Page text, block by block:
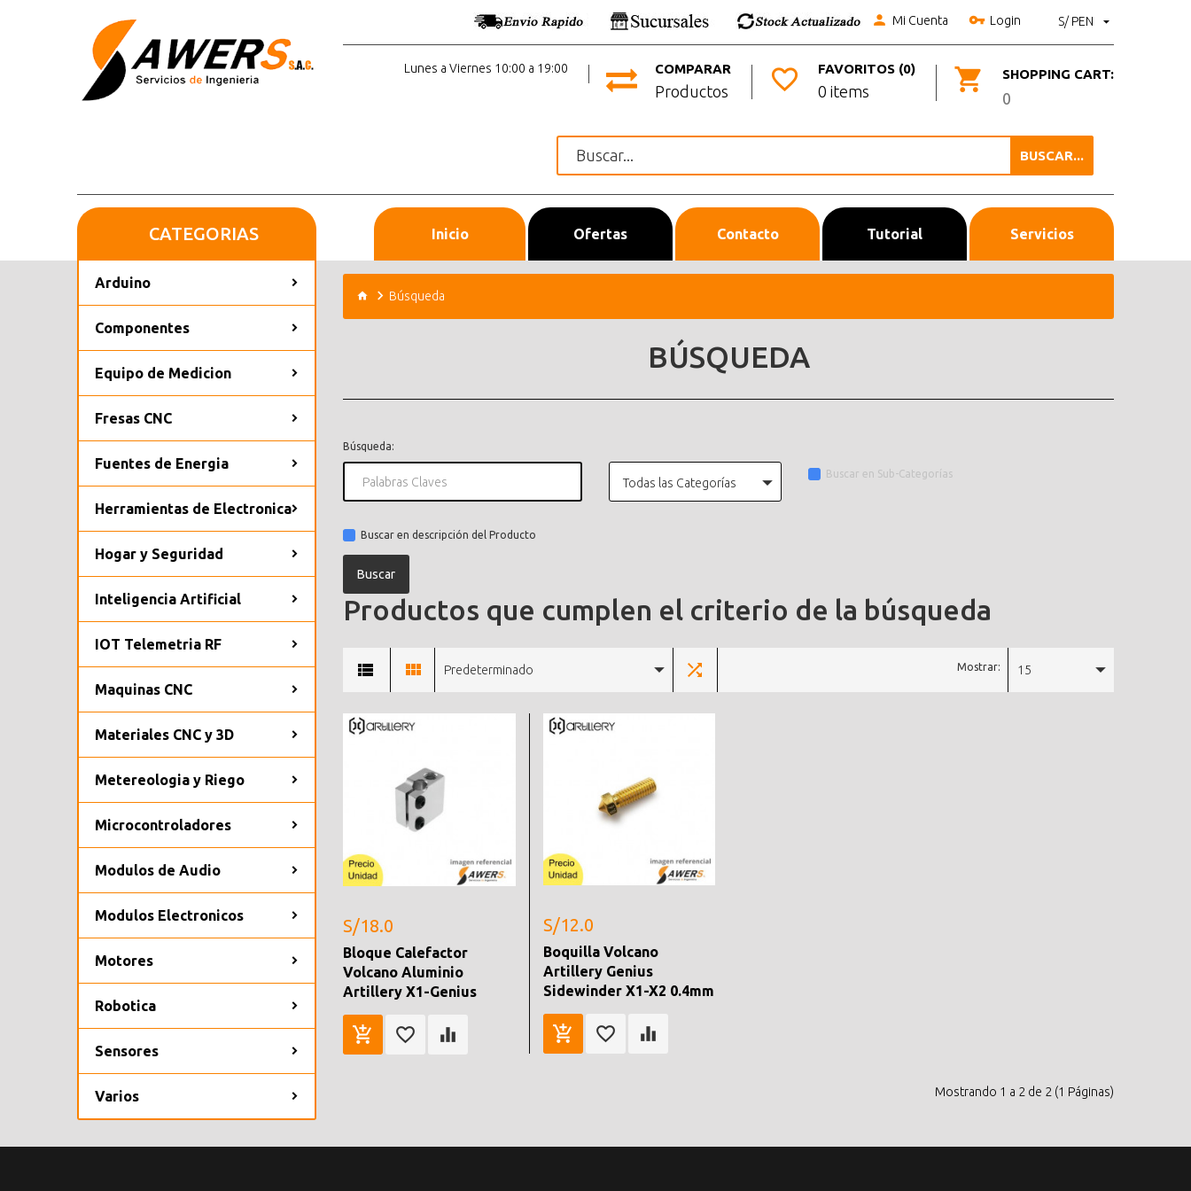
S/ PEN
Mi Cuenta Login
SHOPPING CART:
0
FAVORITOS (0)
0 items
COMPARAR
Productos
Lunes a Viernes 10:00 a 19:00
BUSCAR...
Inicio Ofertas Contacto Tutorial Servicios
CATEGORIAS
Arduino
Componentes
Equipo de Medicion
Fresas CNC
Fuentes de Energia
Herramientas de Electronica
Hogar y Seguridad
Inteligencia Artificial
IOT Telemetria RF
Maquinas CNC
Materiales CNC y 3D
Metereologia y Riego
Microcontroladores
Modulos de Audio
Modulos Electronicos
Motores
Robotica
Sensores
Varios
Búsqueda
BÚSQUEDA
Búsqueda:
Todas las Categorías
Buscar en Sub-Categorías
Buscar en descripción del Producto
Productos que cumplen el criterio de la búsqueda
Predeterminado Mostrar: 15
S/18.0
Bloque Calefactor
Volcano Aluminio
Artillery X1-Genius
S/12.0
Boquilla Volcano
Artillery Genius
Sidewinder X1-X2 0.4mm
Mostrando 1 a 2 de 2 (1 Páginas)